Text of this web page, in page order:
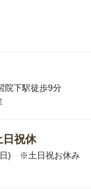
院下駅徒歩9分
日祝休
日) ※土日祝お休み